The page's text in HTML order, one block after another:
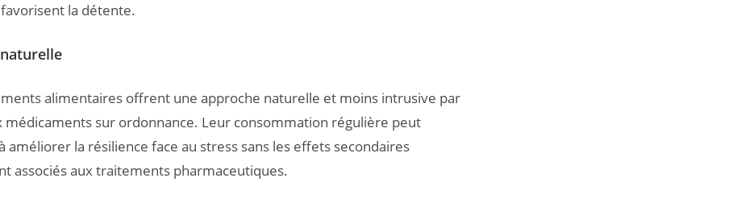
la détente.
alimentaires offrent une approche naturelle et moins intrusive par
médicaments sur ordonnance. Leur consommation régulière peut
améliorer la résilience face au stress sans les effets secondaires
associés aux traitements pharmaceutiques.